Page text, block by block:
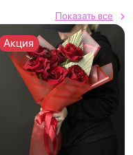
Показать все
Акция